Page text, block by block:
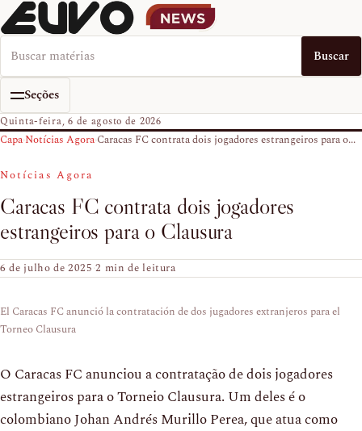
Buscar no EUVO News Buscar
Seções
Quinta-feira, 6 de agosto de 2026
Capa›Notícias Agora›Caracas FC contrata dois jogadores estrangeiros para o...
Notícias Agora
Caracas FC contrata dois jogadores
estrangeiros para o Clausura
6 de julho de 2025·2 min de leitura
El Caracas FC anunció la contratación de dos jugadores extranjeros para el
Torneo Clausura
O Caracas FC anunciou a contratação de dois jogadores
estrangeiros para o Torneio Clausura. Um deles é o
colombiano Johan Andrés Murillo Perea, que atua como